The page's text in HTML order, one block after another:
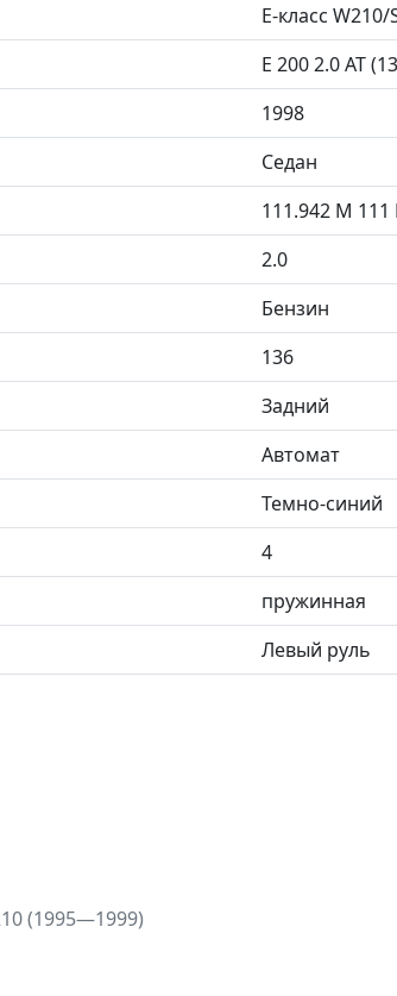
E-класс
E 200 2.0 AT
1998
Седан
111.942 M 111
2.0
Бензин
136
Задний
Автомат
Темно-синий
4
пружинная
Левый руль
(1995—1999)